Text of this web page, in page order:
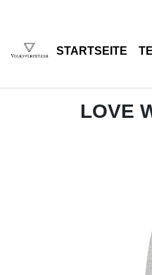
STARTSEITE
LOVE